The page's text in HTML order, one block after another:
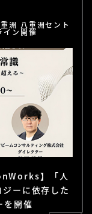
洲 八重洲セント
イン開催
】「人
ーに依存した
を開催